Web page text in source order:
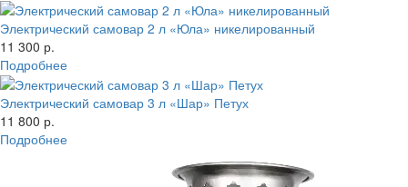
Электрический самовар 2 л «Юла» никелированный
11 300 р.
Подробнее
Электрический самовар 3 л «Шар» Петух
11 800 р.
Подробнее